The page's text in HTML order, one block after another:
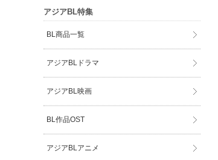
アジアBL特集
BL商品一覧
アジアBLドラマ
アジアBL映画
BL作品OST
アジアBLアニメ